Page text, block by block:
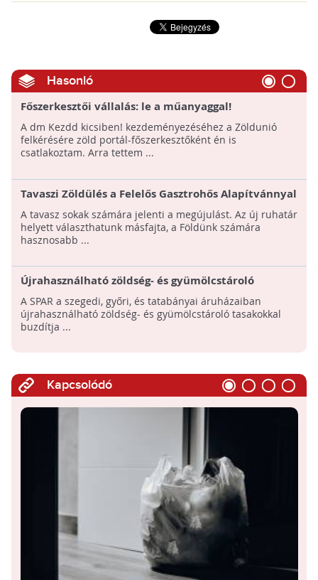
Hasonló
Főszerkesztői vállalás: le a műanyaggal!
A dm Kezdd kicsiben! kezdeményezéséhez a Zöldunió
felkérésére zöld portál-főszerkesztőként én is
csatlakoztam. Arra tettem ...
Tavaszi Zöldülés a Felelős Gasztrohős Alapítvánnyal
és Ökoanyuval
A tavasz sokak számára jelenti a megújulást. Az új ruhatár
helyett választhatunk másfajta, a Földünk számára
hasznosabb ...
Újrahasználható zöldség- és gyümölcstároló
tasakok a SPAR-ban!
A SPAR a szegedi, győri, és tatabányai áruházaiban
újrahasználható zöldség- és gyümölcstároló tasakokkal
buzdítja ...
Kapcsolódó